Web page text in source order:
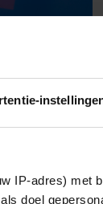
IP-adres) met
doel
IK